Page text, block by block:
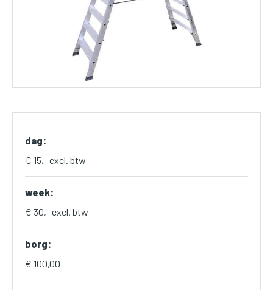
dag:
€ 15,- excl. btw
week:
€ 30,- excl. btw
borg:
€ 100,00